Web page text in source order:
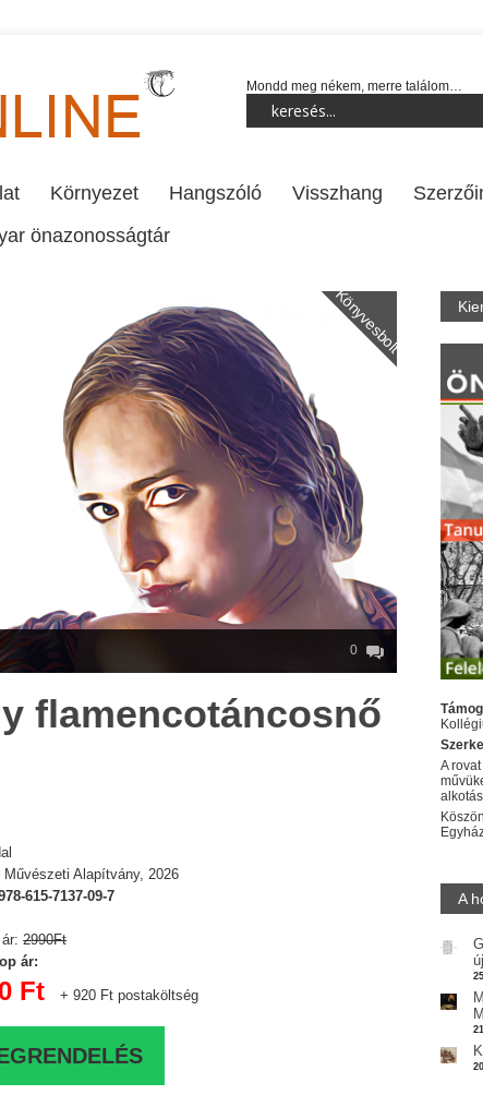
Mondd meg nékem, merre találom…
Környezet Hangszóló Visszhang
önazonosságtár
Könyvesbolt
0
flamencotáncosnő
Művészeti Alapítvány, 2026
615-7137-09-7
ár:2990Ft
ár:
Ft + 920 Ft postaköltség
A
A